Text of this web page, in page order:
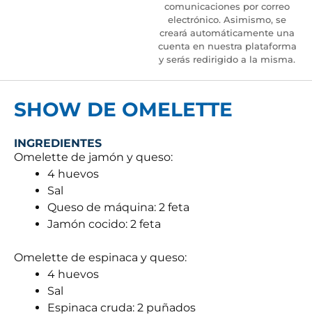
comunicaciones por correo
electrónico. Asimismo, se
creará automáticamente una
cuenta en nuestra plataforma
y serás redirigido a la misma.
SHOW DE OMELETTE
INGREDIENTES
Omelette de jamón y queso:
4 huevos
Sal
Queso de máquina: 2 feta
Jamón cocido: 2 feta
Omelette de espinaca y queso:
4 huevos
Sal
Espinaca cruda: 2 puñados